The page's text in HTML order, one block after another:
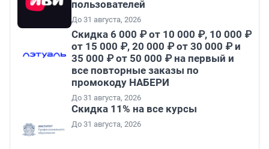
пользователей
До 31 августа, 2026
Скидка 6 000 ₽ от 10 000 ₽, 10 000 ₽
от 15 000 ₽, 20 000 ₽ от 30 000 ₽ и
35 000 ₽ от 50 000 ₽ на первый и
все повторные заказы по
промокоду НАБЕРИ
До 31 августа, 2026
Скидка 11% на все курсы
До 31 августа, 2026